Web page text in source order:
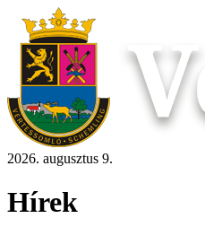
2026. augusztus 9.
Hírek